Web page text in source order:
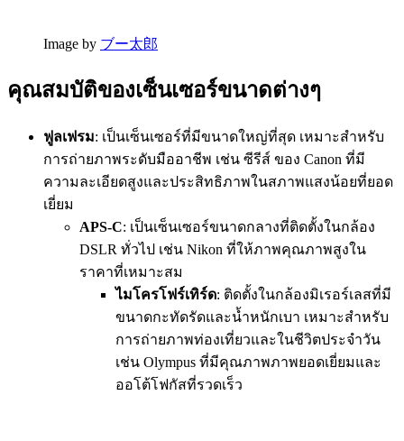
Image by ブー太郎
คุณสมบัติของเซ็นเซอร์ขนาดต่างๆ
ฟูลเฟรม: เป็นเซ็นเซอร์ที่มีขนาดใหญ่ที่สุด เหมาะสำหรับ
การถ่ายภาพระดับมืออาชีพ เช่น ซีรีส์ ของ Canon ที่มี
ความละเอียดสูงและประสิทธิภาพในสภาพแสงน้อยที่ยอด
เยี่ยม
APS-C: เป็นเซ็นเซอร์ขนาดกลางที่ติดตั้งในกล้อง
DSLR ทั่วไป เช่น Nikon ที่ให้ภาพคุณภาพสูงใน
ราคาที่เหมาะสม
ไมโครโฟร์เทิร์ด: ติดตั้งในกล้องมิเรอร์เลสที่มี
ขนาดกะทัดรัดและน้ำหนักเบา เหมาะสำหรับ
การถ่ายภาพท่องเที่ยวและในชีวิตประจำวัน
เช่น Olympus ที่มีคุณภาพภาพยอดเยี่ยมและ
ออโต้โฟกัสที่รวดเร็ว